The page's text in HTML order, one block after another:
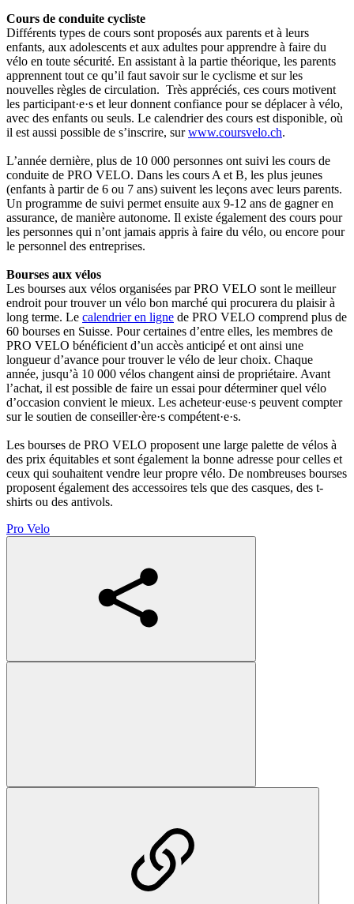
Cours de conduite cycliste
Différents types de cours sont proposés aux parents et à leurs
enfants, aux adolescents et aux adultes pour apprendre à faire du
vélo en toute sécurité. En assistant à la partie théorique, les parents
apprennent tout ce qu’il faut savoir sur le cyclisme et sur les
nouvelles règles de circulation. Très appréciés, ces cours motivent
les participant·e·s et leur donnent confiance pour se déplacer à vélo,
avec des enfants ou seuls. Le calendrier des cours est disponible, où
il est aussi possible de s’inscrire, surwww.coursvelo.ch.
L’année dernière, plus de 10 000 personnes ont suivi les cours de
conduite de PRO VELO. Dans les cours A et B, les plus jeunes
(enfants à partir de 6 ou 7 ans) suivent les leçons avec leurs parents.
Un programme de suivi permet ensuite aux 9-12 ans de gagner en
assurance, de manière autonome. Il existe également des cours pour
les personnes qui n’ont jamais appris à faire du vélo, ou encore pour
le personnel des entreprises.
Bourses aux vélos
Les bourses aux vélos organisées par PRO VELO sont le meilleur
endroit pour trouver un vélo bon marché qui procurera du plaisir à
long terme. Le calendrier en ligne de PRO VELO comprend plus de
60 bourses en Suisse. Pour certaines d’entre elles, les membres de
PRO VELO bénéficient d’un accès anticipé et ont ainsi une
longueur d’avance pour trouver le vélo de leur choix. Chaque
année, jusqu’à 10 000 vélos changent ainsi de propriétaire. Avant
l’achat, il est possible de faire un essai pour déterminer quel vélo
d’occasion convient le mieux. Les acheteur·euse·s peuvent compter
sur le soutien de conseiller·ère·s compétent·e·s.
Les bourses de PRO VELO proposent une large palette de vélos à
des prix équitables et sont également la bonne adresse pour celles et
ceux qui souhaitent vendre leur propre vélo. De nombreuses bourses
proposent également des accessoires tels que des casques, des t-
shirts ou des antivols.
Pro Velo